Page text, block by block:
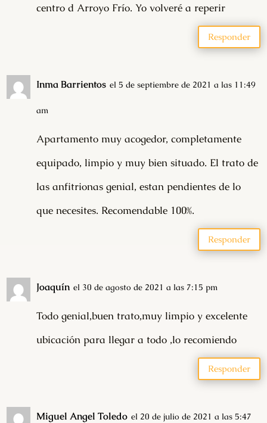
centro d Arroyo Frío. Yo volveré a reperir
Responder
Inma Barrientos el 5 de septiembre de 2021 a las 11:49
am
Apartamento muy acogedor, completamente
equipado, limpio y muy bien situado. El trato de
las anfitrionas genial, estan pendientes de lo
que necesites. Recomendable 100%.
Responder
Joaquín el 30 de agosto de 2021 a las 7:15 pm
Todo genial,buen trato,muy limpio y excelente
ubicación para llegar a todo ,lo recomiendo
Responder
Miguel Angel Toledo el 20 de julio de 2021 a las 5:47